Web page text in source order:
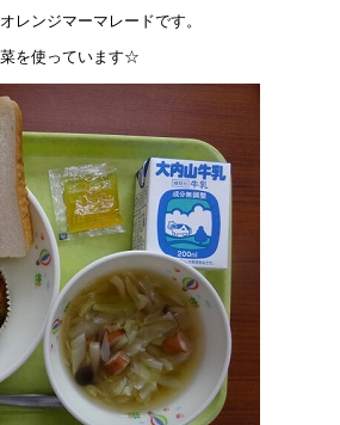
アンケートの結果を公開します
ありがとうございました
催しました
施しました
レンジマーマレードです。
を使っています☆